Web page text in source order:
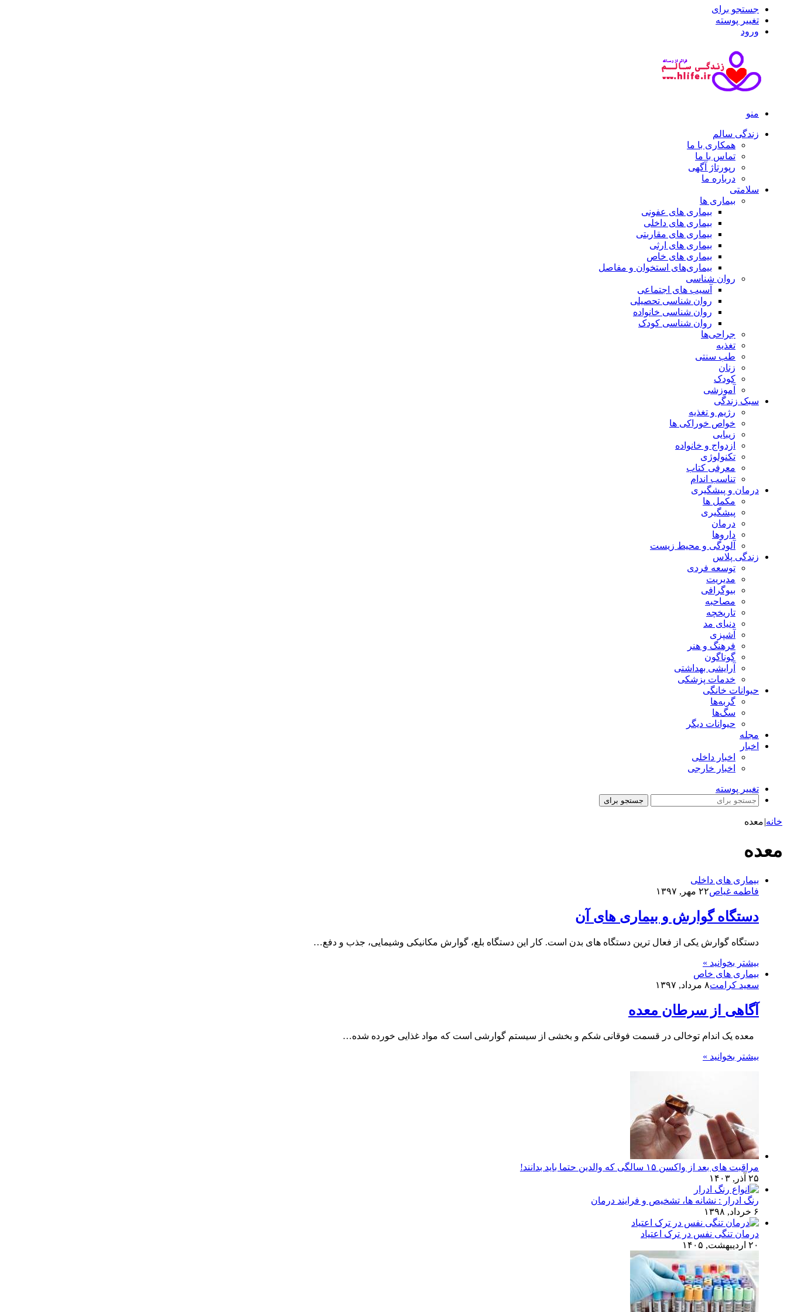
جستجو برای
تغییر پوسته
ورود
منو
زندگی سالم
همکاری با ما
تماس با ما
رپورتاژ آگهی
درباره ما
سلامتی
بیماری ها
بیماری های عفونی
بیماری های داخلی
بیماری های مقاربتی
بیماری های ارثی
بیماری های خاص
بیماری‌های استخوان و مفاصل
روان شناسی
آسیب های اجتماعی
روان شناسی تحصیلی
روان شناسی خانواده
روان شناسی کودک
جراحی‌ها
تغذیه
طب سنتی
زنان
کودک
آموزشی
سبک زندگی
رژیم و تغذیه
خواص خوراکی ها
زیبایی
ازدواج و خانواده
تکنولوژی
معرفی کتاب
تناسب اندام
درمان و پیشگیری
مکمل ها
پیشگیری
درمان
داروها
آلودگی و محیط زیست
زندگی پلاس
توسعه فردی
مدیریت
بیوگرافی
مصاحبه
تاریخچه
دنیای مد
آشپزی
فرهنگ و هنر
گوناگون
آرایشی بهداشتی
خدمات پزشکی
حیوانات خانگی
گربه‌ها
سگ‌ها
حیوانات دیگر
مجله
اخبار
اخبار داخلی
اخبار خارجی
تغییر پوسته
جستجو برای
خانه|معده
معده
بیماری های داخلی
فاطمه غیاص۲۲ مهر, ۱۳۹۷
دستگاه گوارش و بیماری های آن
دستگاه گوارش یکی از فعال ترین دستگاه های بدن است. کار این دستگاه بلع، گوارش مکانیکی وشیمایی، جذب و دفع…
بیشتر بخوانید »
بیماری های خاص
سعید کرامت۸ مرداد, ۱۳۹۷
آگاهی از سرطان معده
معده یک اندام توخالی در قسمت فوقانی شکم و بخشی از سیستم گوارشی است که مواد غذایی خورده شده…
بیشتر بخوانید »
مراقبت های بعد از واکسن ۱۵ سالگی که والدین حتما باید بدانند!
۲۵ آذر, ۱۴۰۳
رنگ ادرار : نشانه ها، تشخیص و فرایند درمان
۶ خرداد, ۱۳۹۸
درمان تنگی نفس در ترک اعتیاد
۲۰ اردیبهشت, ۱۴۰۵